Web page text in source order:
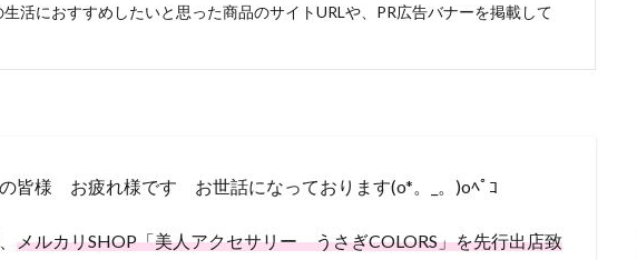
活におすすめしたいと思った商品のサイトURLや、PR広告バナーを掲載して
皆様 お疲れ様です お世話になっております(o*。_。)oﾍﾟｺ
メルカリSHOP「美人アクセサリー うさぎCOLORS」を先行出店致